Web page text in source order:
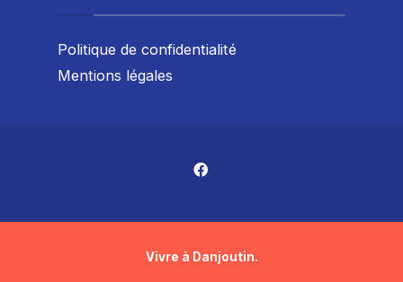
Politique de confidentialité
Mentions légales
Vivre à Danjoutin.